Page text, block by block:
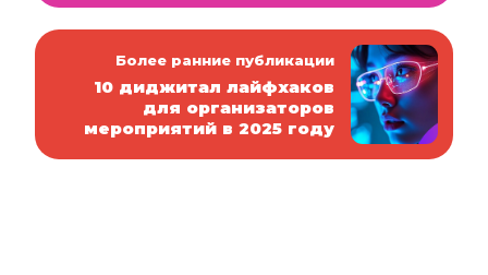
Более ранние публикации
10 диджитал лайфхаков
для организаторов
мероприятий в 2025 году